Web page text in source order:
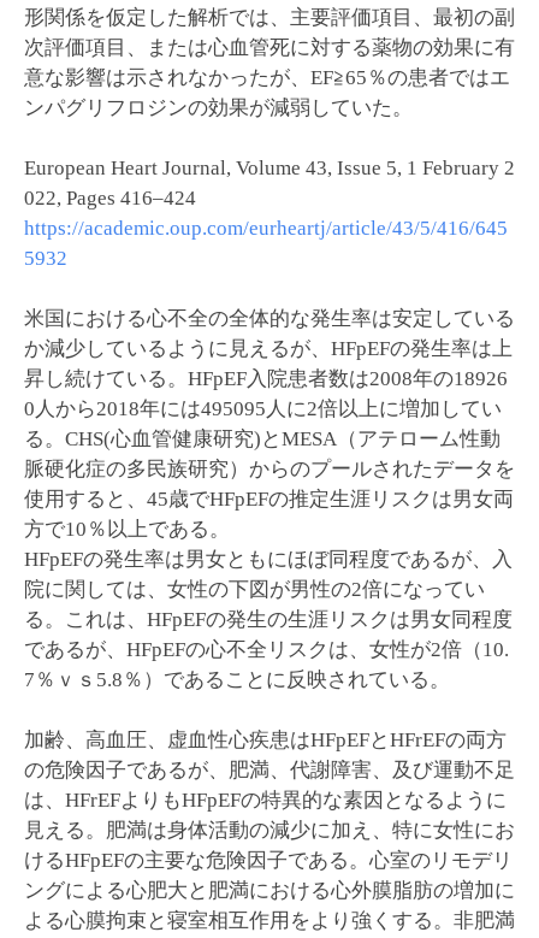
形関係を仮定した解析では、主要評価項目、最初の副
次評価項目、または心血管死に対する薬物の効果に有
意な影響は示されなかったが、EF≧65％の患者ではエ
ンパグリフロジンの効果が減弱していた。
European Heart Journal, Volume 43, Issue 5, 1 February 2
022, Pages 416–424
https://academic.oup.com/eurheartj/article/43/5/416/645
5932
米国における心不全の全体的な発生率は安定している
か減少しているように見えるが、HFpEFの発生率は上
昇し続けている。HFpEF入院患者数は2008年の18926
0人から2018年には495095人に2倍以上に増加してい
る。CHS(心血管健康研究)とMESA（アテローム性動
脈硬化症の多民族研究）からのプールされたデータを
使用すると、45歳でHFpEFの推定生涯リスクは男女両
方で10％以上である。
HFpEFの発生率は男女ともにほぼ同程度であるが、入
院に関しては、女性の下図が男性の2倍になってい
る。これは、HFpEFの発生の生涯リスクは男女同程度
であるが、HFpEFの心不全リスクは、女性が2倍（10.
7％ｖｓ5.8％）であることに反映されている。
加齢、高血圧、虚血性心疾患はHFpEFとHFrEFの両方
の危険因子であるが、肥満、代謝障害、及び運動不足
は、HFrEFよりもHFpEFの特異的な素因となるように
見える。肥満は身体活動の減少に加え、特に女性にお
けるHFpEFの主要な危険因子である。心室のリモデリ
ングによる心肥大と肥満における心外膜脂肪の増加に
よる心膜拘束と寝室相互作用をより強くする。非肥満